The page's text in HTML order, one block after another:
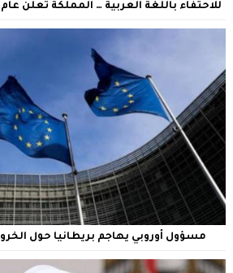
للاحتفاء باللغة العربية … المملكة تعلن عام 2020 عاما للخط
مسؤول أوروبي يهاجم بريطانيا حول